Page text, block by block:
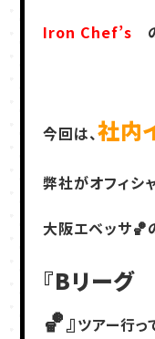
Iron Chef’s
今回は、社内
弊社がオフィシ
大阪エベッサ🏀
『Bリー
🏀』ツアー行っ